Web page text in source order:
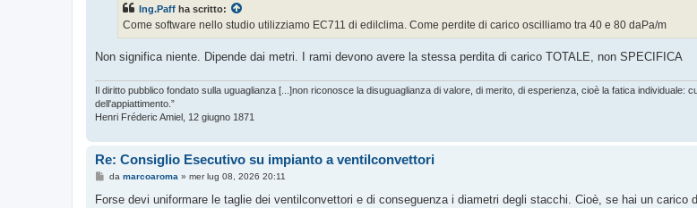
o
Ing.Paff ha scritto:
Come software nello studio utilizziamo EC711 di edilclima. Come perdite di carico oscilliamo tra 40 e 80 daPa/m
Non significa niente. Dipende dai metri. I rami devono avere la stessa perdita di carico TOTALE, non SPECIFICA
Il diritto pubblico fondato sulla uguaglianza [...]non riconosce la disuguaglianza di valore, di merito, di esperienza, cioè la fatica individuale:
dell'appiattimento.”
Henri Fréderic Amiel, 12 giugno 1871
Re: Consiglio Esecutivo su impianto a ventilconvettori
M
s
da marcoaroma » mer lug 08, 2026 20:11
Forse devi uniformare le taglie dei ventilconvettori e di conseguenza i diametri degli stacchi. Cioè, se hai un carico